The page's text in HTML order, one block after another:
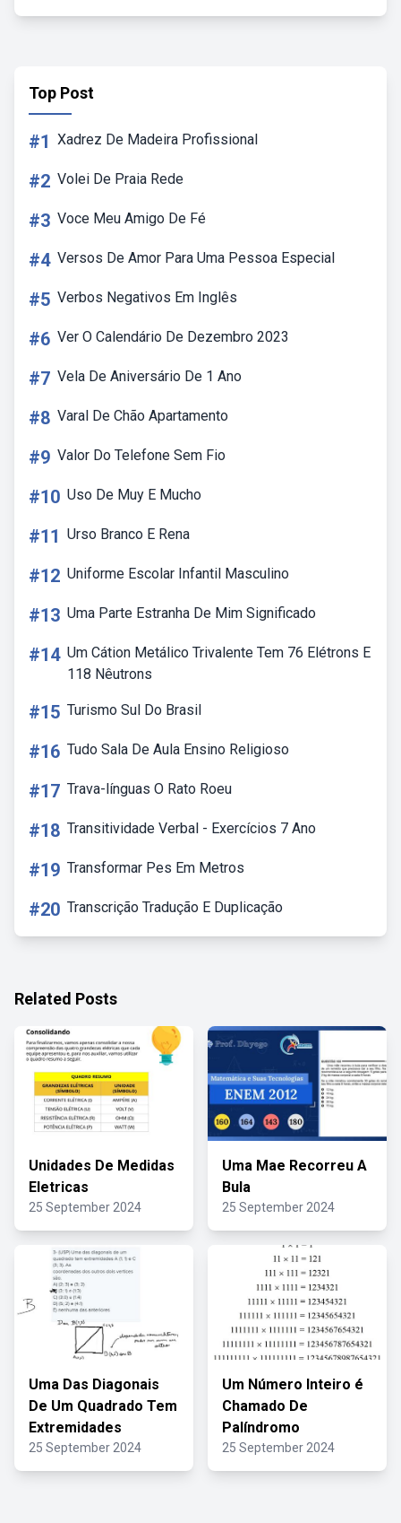
Top Post
#1 Xadrez De Madeira Profissional
#2 Volei De Praia Rede
#3 Voce Meu Amigo De Fé
#4 Versos De Amor Para Uma Pessoa Especial
#5 Verbos Negativos Em Inglês
#6 Ver O Calendário De Dezembro 2023
#7 Vela De Aniversário De 1 Ano
#8 Varal De Chão Apartamento
#9 Valor Do Telefone Sem Fio
#10 Uso De Muy E Mucho
#11 Urso Branco E Rena
#12 Uniforme Escolar Infantil Masculino
#13 Uma Parte Estranha De Mim Significado
#14 Um Cátion Metálico Trivalente Tem 76 Elétrons E
118 Nêutrons
#15 Turismo Sul Do Brasil
#16 Tudo Sala De Aula Ensino Religioso
#17 Trava-línguas O Rato Roeu
#18 Transitividade Verbal - Exercícios 7 Ano
#19 Transformar Pes Em Metros
#20 Transcrição Tradução E Duplicação
Related Posts
Unidades De Medidas
Eletricas
25 September 2024
Uma Mae Recorreu A
Bula
25 September 2024
Uma Das Diagonais
De Um Quadrado Tem
Extremidades
25 September 2024
Um Número Inteiro é
Chamado De
Palíndromo
25 September 2024